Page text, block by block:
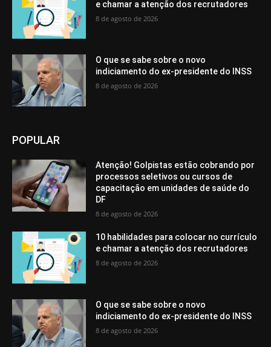
e chamar a atenção dos recrutadores
8 de agosto de 2026
O que se sabe sobre o novo
indiciamento do ex-presidente do INSS
8 de agosto de 2026
POPULAR
Atenção! Golpistas estão cobrando por
processos seletivos ou cursos de
capacitação em unidades de saúde do
DF
8 de agosto de 2026
10 habilidades para colocar no currículo
e chamar a atenção dos recrutadores
8 de agosto de 2026
O que se sabe sobre o novo
indiciamento do ex-presidente do INSS
8 de agosto de 2026